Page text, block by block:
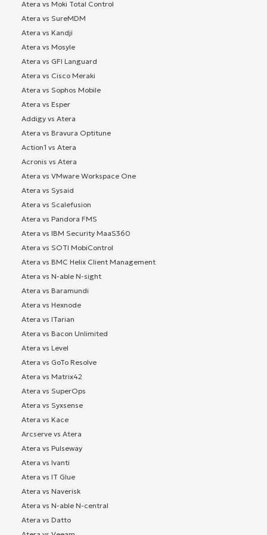
Atera vs Moki Total Control
Atera vs SureMDM
Atera vs Kandji
Atera vs Mosyle
Atera vs GFI Languard
Atera vs Cisco Meraki
Atera vs Sophos Mobile
Atera vs Esper
Addigy vs Atera
Atera vs Bravura Optitune
Action1 vs Atera
Acronis vs Atera
Atera vs VMware Workspace One
Atera vs Sysaid
Atera vs Scalefusion
Atera vs Pandora FMS
Atera vs IBM Security MaaS360
Atera vs SOTI MobiControl
Atera vs BMC Helix Client Management
Atera vs N-able N-sight
Atera vs Baramundi
Atera vs Hexnode
Atera vs ITarian
Atera vs Bacon Unlimited
Atera vs Level
Atera vs GoTo Resolve
Atera vs Matrix42
Atera vs SuperOps
Atera vs Syxsense
Atera vs Kace
Arcserve vs Atera
Atera vs Pulseway
Atera vs Ivanti
Atera vs IT Glue
Atera vs Naverisk
Atera vs N-able N-central
Atera vs Datto